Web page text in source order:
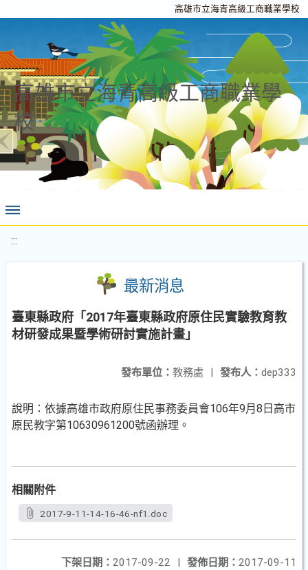
高雄市立海青高級工商職業學校
高雄市立海青高級工商職業學
校
:::
最新消息
臺東縣政府「2017年臺東縣政府原住民實驗教育教
材研發成果暨學術研討實施計畫」
發布人： dep333
發布單位： 教務處 |
說明：依據高雄市政府原住民事務委員會106年9月8日高市
原民教字第10630961200號函辦理。
相關附件
2017-9-11-14-16-46-nf1.doc
發佈日期： 2017-09-11
下架日期： 2017-09-22
|